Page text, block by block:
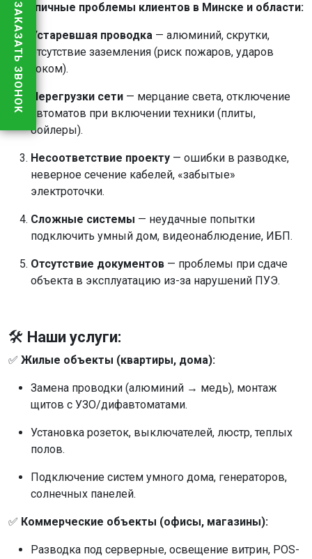
⚠️Типичные проблемы клиентов в Минске и области:
Устаревшая проводка — алюминий, скрутки,
отсутствие заземления (риск пожаров, ударов
током).
Перегрузки сети — мерцание света, отключение
автоматов при включении техники (плиты,
бойлеры).
Несоответствие проекту — ошибки в разводке,
неверное сечение кабелей, «забытые»
электроточки.
Сложные системы — неудачные попытки
подключить умный дом, видеонаблюдение, ИБП.
Отсутствие документов — проблемы при сдаче
объекта в эксплуатацию из-за нарушений ПУЭ.
🛠️ Наши услуги:
✅ Жилые объекты (квартиры, дома):
Замена проводки (алюминий → медь), монтаж
щитов с УЗО/дифавтоматами.
Установка розеток, выключателей, люстр, теплых
полов.
Подключение систем умного дома, генераторов,
солнечных панелей.
✅ Коммерческие объекты (офисы, магазины):
Разводка под серверные, освещение витрин, POS-
ЗАКАЗАТЬ ЗВОНОК